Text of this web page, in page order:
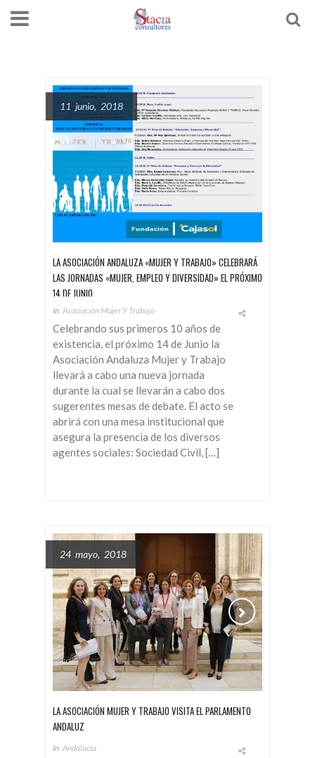
11 junio, 2018
LA ASOCIACIÓN ANDALUZA «MUJER Y TRABAJO» CELEBRARÁ
LAS JORNADAS «MUJER, EMPLEO Y DIVERSIDAD» EL PRÓXIMO
14 DE JUNIO
In Asociación Mujer Y Trabajo
Celebrando sus primeros 10 años de
existencia, el próximo 14 de Junio la
Asociación Andaluza Mujer y Trabajo
llevará a cabo una nueva jornada
durante la cual se llevarán a cabo dos
sugerentes mesas de debate. El acto se
abrirá con una mesa institucional que
asegura la presencia de los diversos
agentes sociales: Sociedad Civil, […]
24 mayo, 2018
LA ASOCIACIÓN MUJER Y TRABAJO VISITA EL PARLAMENTO
ANDALUZ
In Andalucía